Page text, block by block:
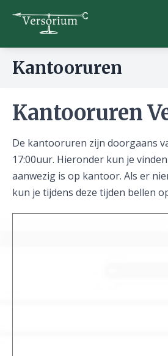
Kantooruren
Kantooruren
De kantooruren zijn doorgaans
17:00uur. Hieronder kun je
aanwezig is op kantoor. Als er
kun je tijdens deze tijden bellen